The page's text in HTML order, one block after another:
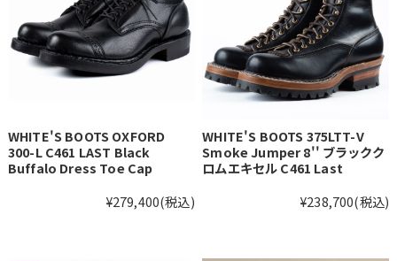
WHITE'S BOOTS OXFORD
300-L C461 LAST Black
Buffalo Dress Toe Cap
¥279,400(税込)
WHITE'S BOOTS 375LTT-V
Smoke Jumper 8'' ブラックク
ロムエキセル C461 Last
¥238,700(税込)